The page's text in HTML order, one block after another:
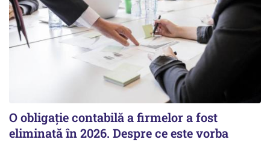
O obligație contabilă a firmelor a fost
eliminată în 2026. Despre ce este vorba